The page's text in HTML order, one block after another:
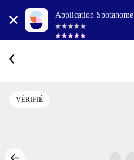
Application Spotahome
VÉRIFIÉ